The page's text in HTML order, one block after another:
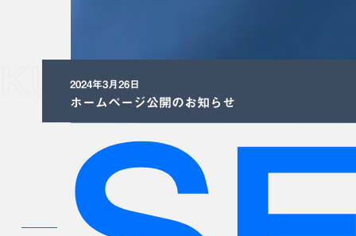
2024年3月26日
ホームページ公開のお知らせ